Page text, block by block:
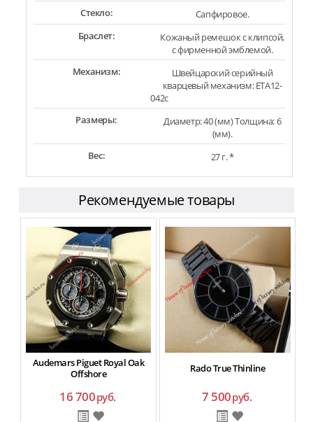
Стекло:
Сапфировое.
Браслет:
Кожаный ремешок с клипсой,
с фирменной эмблемой.
Механизм:
Швейцарский серийный
кварцевый механизм: ETA12-
042c
Размеры:
Диаметр: 40 (мм) Толщина: 6
(мм).
Вес:
27 г. *
Рекомендуемые товары
Audemars Piguet Royal Oak
Offshore
16 700руб.
Rado True Thinline
7 500руб.